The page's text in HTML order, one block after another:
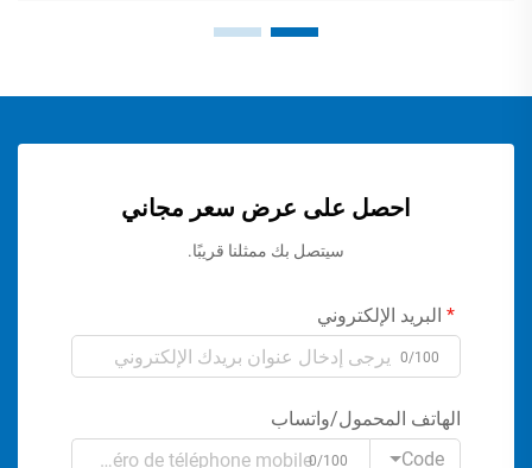
احصل على عرض سعر مجاني
سيتصل بك ممثلنا قريبًا.
البريد الإلكتروني
0/100
الهاتف المحمول/واتساب
Code
0/100